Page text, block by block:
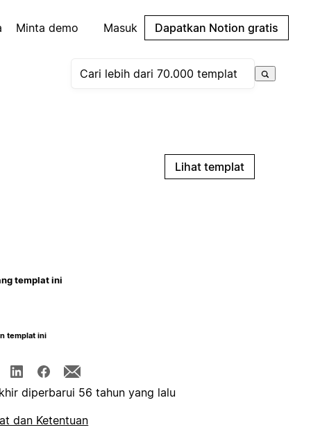
Minta demo Masuk Dapatkan Notion gratis
Lihat templat
templat ini
templat ini
diperbarui 56 tahun yang lalu
dan Ketentuan